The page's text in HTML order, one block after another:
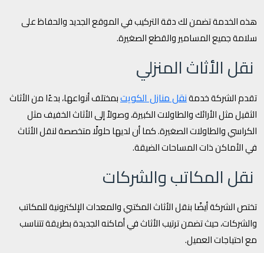
هذه الخدمة تضمن لك دقة التركيب في الموقع الجديد والحفاظ على
سلامة جميع المسامير والقطع الصغيرة.
نقل الأثاث المنزلي
تقدم الشركة خدمةنقل منازل الكويتبمختلف أنواعها، بدءًا من الأثاث
الثقيل مثل الأرائك والطاولات الكبيرة، وصولاً إلى الأثاث الخفيف مثل
الكراسي والطاولات الصغيرة. كما أن لديها حلولًا متخصصة لنقل الأثاث
في الأماكن ذات المساحات الضيقة.
نقل المكاتب والشركات
تختص الشركة أيضًا بنقل الأثاث المكتبي والمعدات الإلكترونية للمكاتب
والشركات، حيث تضمن ترتيب الأثاث في أماكنه الجديدة بطريقة تتناسب
مع احتياجات العميل.